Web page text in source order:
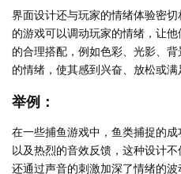
界面设计还与玩家的情绪体验密
的游戏可以调动玩家的情绪，让
的合理搭配，例如色彩、光影、
的情绪，使其感到兴奋、放松或满
举例：
在一些捕鱼游戏中，鱼类捕捉的
以及热烈的音效反馈，这种设计
还通过声音的刺激加深了情绪的